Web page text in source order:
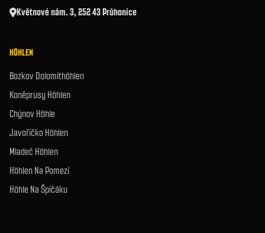
Květnové nám. 3, 252 43 Průhonice
HÖHLEN
Bozkov Dolomithöhlen
Koněprusy Höhlen
Chýnov Höhle
Javoříčko Höhlen
Mladeč Höhlen
Höhlen Na Pomezí
Höhle Na Špičáku